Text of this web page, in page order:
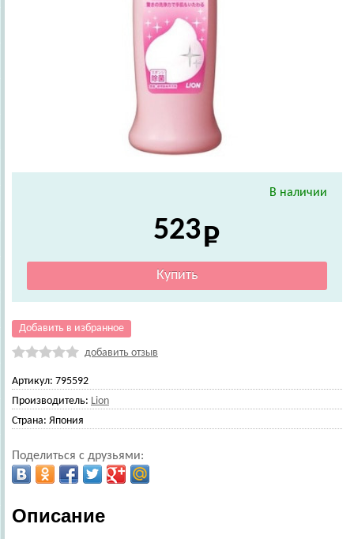
В наличии
523
Добавить в избранное
добавить отзыв
Артикул: 795592
Производитель: Lion
Страна: Япония
Поделиться с друзьями:
Описание